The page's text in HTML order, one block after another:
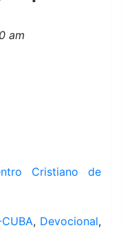
am
Cristiano de
, Devocional,